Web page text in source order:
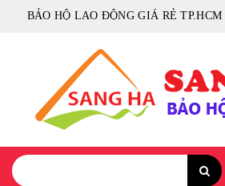
BẢO HỘ LAO ĐỘNG GIÁ RẺ